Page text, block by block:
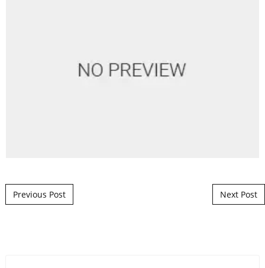
Post navigation
Previous Post Next Post